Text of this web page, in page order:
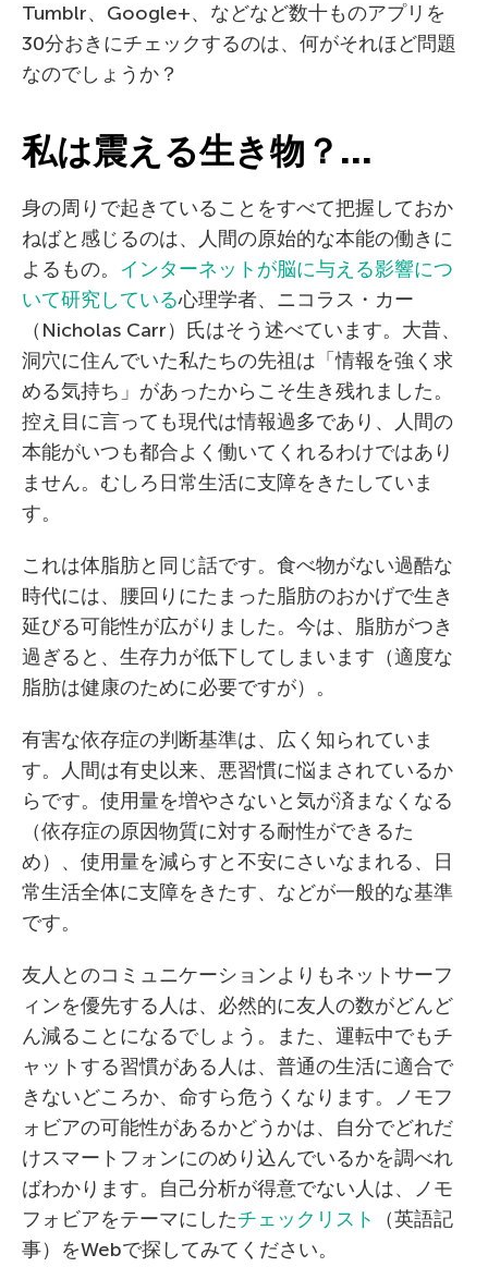
Tumblr、Google+、などなど数十ものアプリを
30分おきにチェックするのは、何がそれほど問題
なのでしょうか？
私は震える生き物？…
身の周りで起きていることをすべて把握しておか
ねばと感じるのは、人間の原始的な本能の働きに
よるもの。 インターネットが脳に与える影響につ
いて研究している心理学者、ニコラス・カー
（Nicholas Carr）氏はそう述べています。大昔、
洞穴に住んでいた私たちの先祖は「情報を強く求
める気持ち」があったからこそ生き残れました。
控え目に言っても現代は情報過多であり、人間の
本能がいつも都合よく働いてくれるわけではあり
ません。むしろ日常生活に支障をきたしていま
す。
これは体脂肪と同じ話です。食べ物がない過酷な
時代には、腰回りにたまった脂肪のおかげで生き
延びる可能性が広がりました。今は、脂肪がつき
過ぎると、生存力が低下してしまいます（適度な
脂肪は健康のために必要ですが）。
有害な依存症の判断基準は、広く知られていま
す。人間は有史以来、悪習慣に悩まされているか
らです。使用量を増やさないと気が済まなくなる
（依存症の原因物質に対する耐性ができるた
め）、使用量を減らすと不安にさいなまれる、日
常生活全体に支障をきたす、などが一般的な基準
です。
友人とのコミュニケーションよりもネットサーフ
ィンを優先する人は、必然的に友人の数がどんど
ん減ることになるでしょう。また、運転中でもチ
ャットする習慣がある人は、普通の生活に適合で
きないどころか、命すら危うくなります。ノモフ
ォビアの可能性があるかどうかは、自分でどれだ
けスマートフォンにのめり込んでいるかを調べれ
ばわかります。自己分析が得意でない人は、ノモ
フォビアをテーマにしたチェックリスト
（英語記
事）をWebで探してみてください。